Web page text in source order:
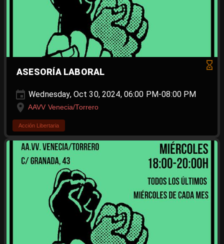
ASESORÍA LABORAL
Wednesday, Oct 30, 2024, 06:00 PM-08:00 PM
AAVV Venecia/Torrero
Acción Libertaria